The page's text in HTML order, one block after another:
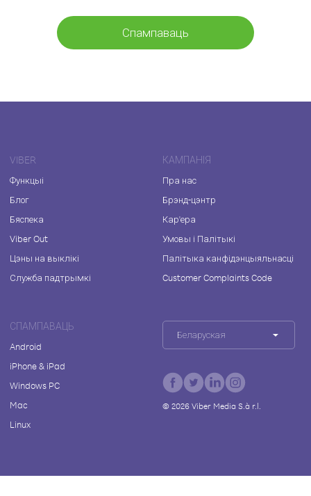
Спампаваць
VIBER
Функцыі
Блог
Бяспека
Viber Out
Цэны на выклікі
Служба падтрымкі
КАМПАНІЯ
Пра нас
Брэнд-цэнтр
Кар'ера
Умовы і Палітыкі
Палітыка канфідэнцыяльнасці
Customer Complaints Code
СПАМПАВАЦЬ
Android
iPhone & iPad
Windows PC
Mac
Linux
Беларуская
© 2026Viber Media S.à r.l.